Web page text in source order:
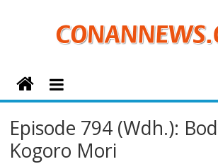
Conan
News
Episode 794 (Wdh.):
Kogoro Mori